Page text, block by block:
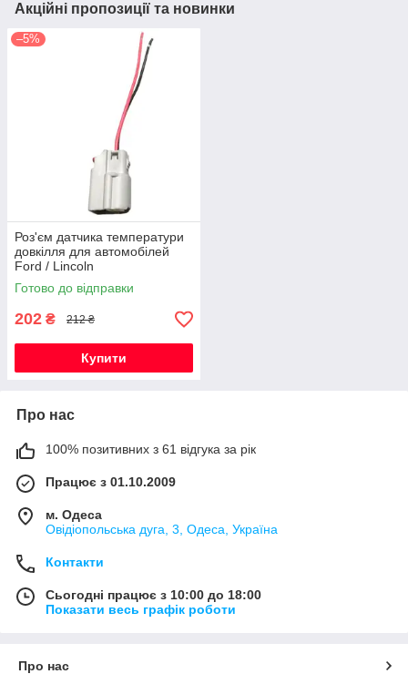
Акційні пропозиції та новинки
–5%
Роз'єм датчика температури
довкілля для автомобілей
Ford / Lincoln
Готово до відправки
202 ₴ 212 ₴
Купити
Про нас
100% позитивних з 61 відгука за рік
Працює з 01.10.2009
м. Одеса
Овідіопольська дуга, 3, Одеса, Україна
Контакти
Сьогодні працює з 10:00 до 18:00
Показати весь графік роботи
Про нас